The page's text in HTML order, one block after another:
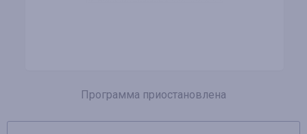
Программа приостановлена